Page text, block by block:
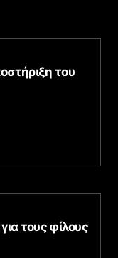
του
τους φίλους